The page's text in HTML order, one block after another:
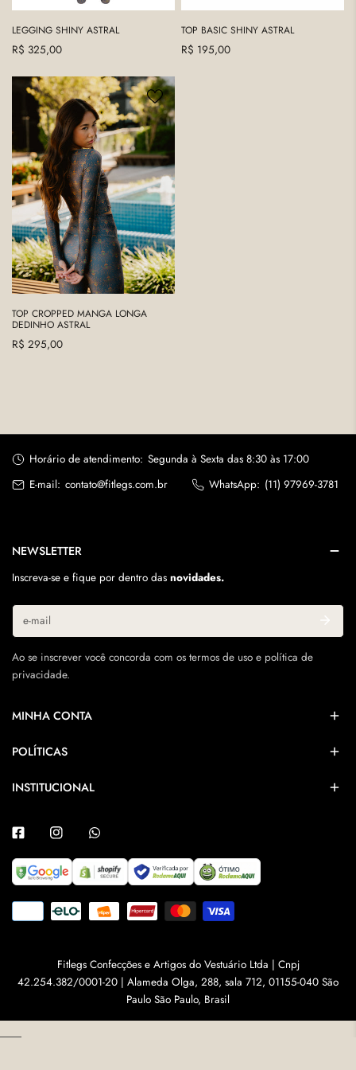
LEGGING SHINY ASTRAL
Preço
R$ 325,00
TOP BASIC SHINY ASTRAL
Preço
R$ 195,00
TOP
CROPPED
MANGA
LONGA
DEDINHO
ASTRAL
TOP CROPPED MANGA LONGA
DEDINHO ASTRAL
Preço
R$ 295,00
Horário de atendimento: Segunda à Sexta das 8:30 às 17:00
E-mail: contato@fitlegs.com.br WhatsApp: (11) 97969-3781
NEWSLETTER
Inscreva-se e fique por dentro das novidades.
E-
mail
Ao se inscrever você concorda com os termos de uso e política de
privacidade.
MINHA CONTA
POLÍTICAS
INSTITUCIONAL
FacebookInstagram
Métodos
de
Fitlegs Confecções e Artigos do Vestuário Ltda | Cnpj
42.254.382/0001-20 | Alameda Olga, 288, sala 712, 01155-040 São
Paulo São Paulo, Brasil